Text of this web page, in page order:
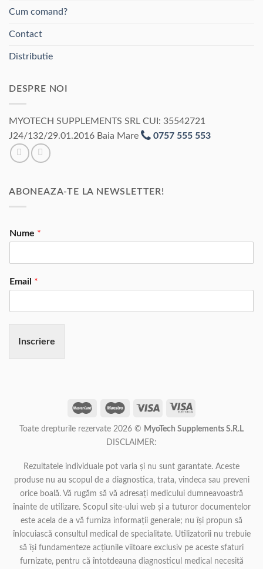
Cum comand?
Contact
Distributie
DESPRE NOI
MYOTECH SUPPLEMENTS SRL CUI: 35542721
J24/132/29.01.2016 Baia Mare
0757 555 553
ABONEAZA-TE LA NEWSLETTER!
Nume *
Email *
Inscriere
Toate drepturile rezervate 2026 © MyoTech Supplements S.R.L
DISCLAIMER:
Rezultatele individuale pot varia și nu sunt garantate. Aceste
produse nu au scopul de a diagnostica, trata, vindeca sau preveni
orice boală. Vă rugăm să vă adresați medicului dumneavoastră
înainte de utilizare. Scopul site-ului web și a tuturor documentelor
este acela de a vă furniza informații generale; nu își propun să
înlocuiască consultul medical de specialitate. Utilizatorii nu trebuie
să își fundamenteze acțiunile viitoare exclusiv pe aceste sfaturi
furnizate, pentru că întotdeauna diagnosticul medical necesită